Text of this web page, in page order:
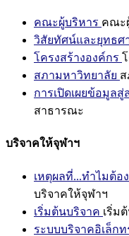
คณะผู้บริหาร คณะ
วิสัยทัศน์และยุทธศ
โครงสร้างองค์กร
สภามหาวิทยาลัย
การเปิดเผยข้อมูล
สาธารณะ
บริจาคให้จุฬาฯ
เหตุผลที่...ทำไมต้อ
บริจาคให้จุฬาฯ
เริ่มต้นบริจาค เริ่ม
ระบบบริจาคอิเล็ก